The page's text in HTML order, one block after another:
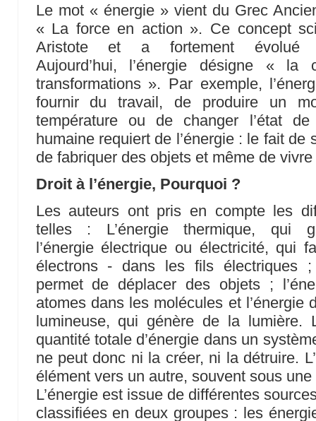
Le mot « énergie » vient du Grec
« La force en action ». Ce concept
Aristote et a fortement
Aujourd’hui, l’énergie désigne «
transformations ». Par exemple,
fournir du travail, de produire un
température ou de changer l’état
humaine requiert de l’énergie : le fait de
de fabriquer des objets et même de vivre
Droit à l’énergie, Pourquoi ?
Les auteurs ont pris en compte les
telles : L’énergie thermique, qui
l’énergie électrique ou électricité, qui
électrons - dans les fils électriques ;
permet de déplacer des objets ;
atomes dans les molécules et l’énergie
lumineuse, qui génère de la lumière.
quantité totale d’énergie dans un
ne peut donc ni la créer, ni la détruire.
élément vers un autre, souvent sous
L’énergie est issue de différentes
classifiées en deux groupes : les